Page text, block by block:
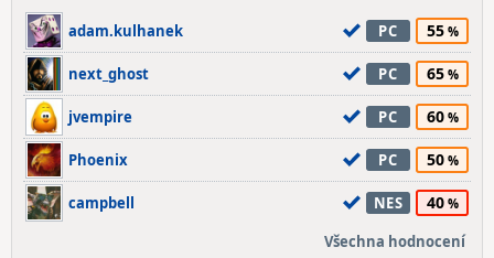
adam.kulhanek PC 55
next_ghost PC 65
jvempire PC 60
Phoenix PC 50
campbell NES 40
Všechna hodnocení